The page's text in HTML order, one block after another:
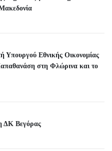
Υπουργού Εθνικής Οικονομίας
στη Φλώρινα και το
ΔΚ Βεγόρας